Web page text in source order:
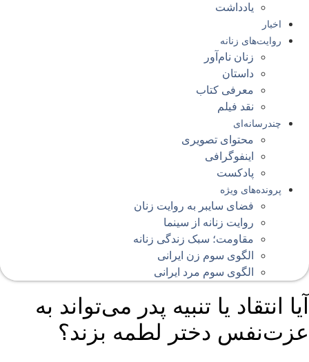
یادداشت
اخبار
روایت‌های زنانه
زنان نام‌آور
داستان
معرفی کتاب
نقد فیلم
چندرسانه‌ای
محتوای تصویری
اینفوگرافی
پادکست
پرونده‌های ویژه
فضای سایبر به روایت زنان
روایت زنانه از سینما
مقاومت؛ سبک زندگی زنانه
الگوی سوم زن ایرانی
الگوی سوم مرد ایرانی
انتقاد یا تنبیه پدر می‌تواند به
دختر لطمه بزند؟